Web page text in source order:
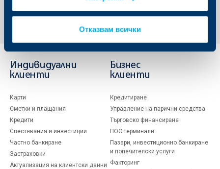
Отказвам всички
Обратно към всички новини
Индивидуални
клиенти
Карти
Сметки и плащания
Кредити
Спестявания и инвестиции
Частно банкиране
Застраховки
Актуализация на клиентски данни
Бизнес
клиенти
Кредитиране
Управление на парични средства
Търговско финансиране
ПОС терминали
Пазари, инвестиционно банкиране
и попечителски услуги
Факторинг